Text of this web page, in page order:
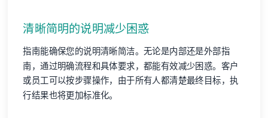
清晰简明的说明减少困惑
指南能确保您的说明清晰简洁。无论是内部还是外部指
南，通过明确流程和具体要求，都能有效减少困惑。客户
或员工可以按步骤操作，由于所有人都清楚最终目标，执
行结果也将更加标准化。